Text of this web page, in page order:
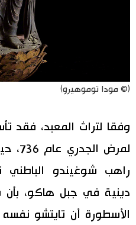
(© مودا توموهيرو)
وفقا لتراث المعبد،
لمرض
راهب شوغيندو
دينية في جبل هاكو، بأن
الأسطورة أن تايتشو نفسه